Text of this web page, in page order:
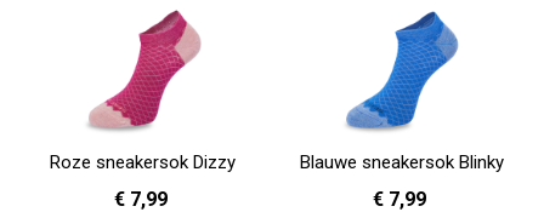
Roze sneakersok Dizzy
€ 7,99
Blauwe sneakersok Blinky
€ 7,99